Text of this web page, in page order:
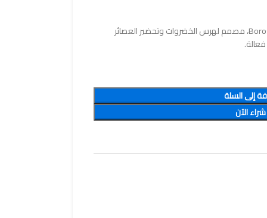
خلاط كهربائي يدوي 500 واط من ماركة Borosil، مصمم لهرس الخضروات وتحضير العصائر
إلى السلة
شراء الآن